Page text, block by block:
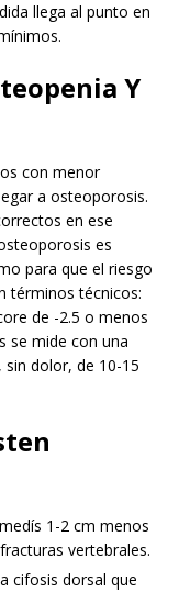
llega al punto en
Y
con menor
a osteoporosis.
en ese
es
para que el riesgo
términos técnicos:
de -2.5 o menos
se mide con una
dolor, de 10-15
1-2 cm menos
vertebrales.
cifosis dorsal que